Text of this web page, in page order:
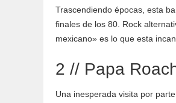
Trascendiendo épocas, esta
finales de los 80. Rock
mexicano» es lo que esta
2 // Papa
Una inesperada visita por